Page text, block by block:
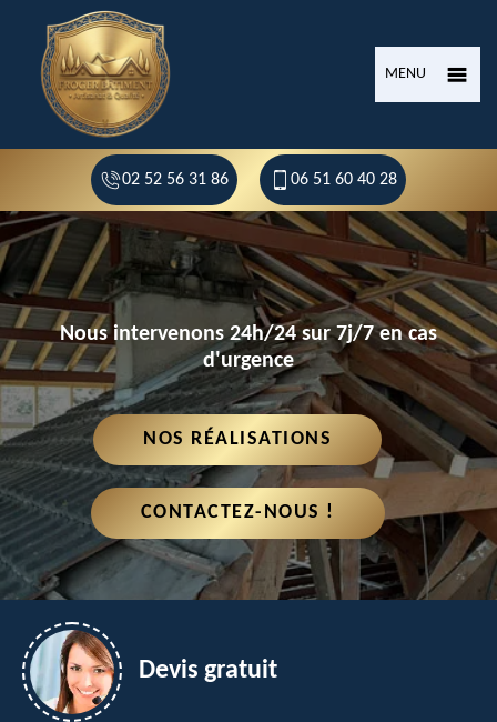
MENU
02 52 56 31 86 06 51 60 40 28
Nous intervenons 24h/24 sur 7j/7 en cas
d'urgence
NOS RÉALISATIONS
CONTACTEZ-NOUS !
Devis gratuit